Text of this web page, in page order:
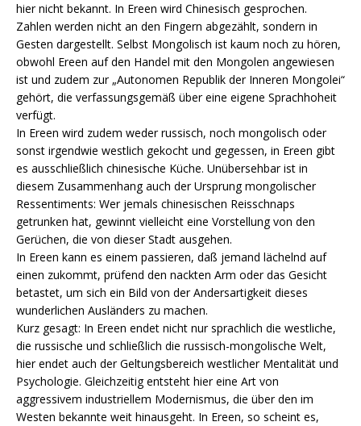
hier nicht bekannt. In Ereen wird Chinesisch gesprochen.
Zahlen werden nicht an den Fingern abgezählt, sondern in
Gesten dargestellt. Selbst Mongolisch ist kaum noch zu hören,
obwohl Ereen auf den Handel mit den Mongolen angewiesen
ist und zudem zur „Autonomen Republik der Inneren Mongolei“
gehört, die verfassungsgemäß über eine eigene Sprachhoheit
verfügt.
In Ereen wird zudem weder russisch, noch mongolisch oder
sonst irgendwie westlich gekocht und gegessen, in Ereen gibt
es ausschließlich chinesische Küche. Unübersehbar ist in
diesem Zusammenhang auch der Ursprung mongolischer
Ressentiments: Wer jemals chinesischen Reisschnaps
getrunken hat, gewinnt vielleicht eine Vorstellung von den
Gerüchen, die von dieser Stadt ausgehen.
In Ereen kann es einem passieren, daß jemand lächelnd auf
einen zukommt, prüfend den nackten Arm oder das Gesicht
betastet, um sich ein Bild von der Andersartigkeit dieses
wunderlichen Ausländers zu machen.
Kurz gesagt: In Ereen endet nicht nur sprachlich die westliche,
die russische und schließlich die russisch-mongolische Welt,
hier endet auch der Geltungsbereich westlicher Mentalität und
Psychologie. Gleichzeitig entsteht hier eine Art von
aggressivem industriellem Modernismus, die über den im
Westen bekannte weit hinausgeht. In Ereen, so scheint es,